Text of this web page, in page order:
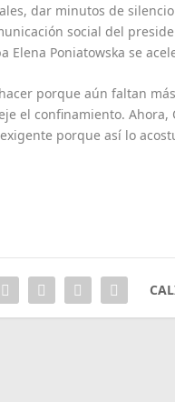
dar minutos de
social del
Poniatowska se
porque aún faltan
el confinamiento.
porque así lo